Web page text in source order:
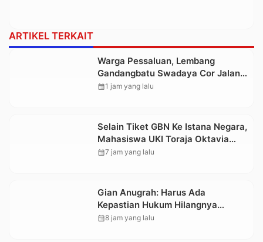
ARTIKEL TERKAIT
Warga Pessaluan, Lembang
Gandangbatu Swadaya Cor Jalan
Kabupaten
calendar_month1 jam yang lalu
Selain Tiket GBN Ke Istana Negara,
Mahasiswa UKI Toraja Oktavia
juga Lolos ke Pekan Seni
calendar_month7 jam yang lalu
Gian Anugrah: Harus Ada
Kepastian Hukum Hilangnya
Stoner, Agar Keluarga tidak Larut
calendar_month8 jam yang lalu